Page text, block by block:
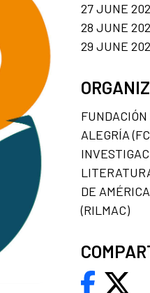
27 JUNE
28 JUNE
29 JUNE
ALEGRÍA
DE
(RILMAC)